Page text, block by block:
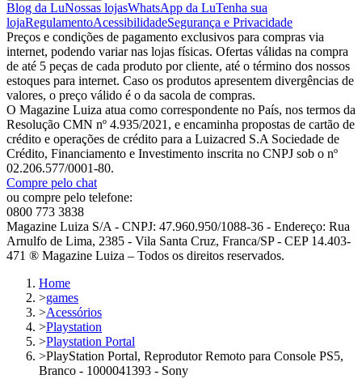
Blog da LuNossas lojasWhatsApp da LuTenha sua
lojaRegulamentoAcessibilidadeSegurança e Privacidade
Preços e condições de pagamento exclusivos para compras via
internet, podendo variar nas lojas físicas. Ofertas válidas na compra
de até 5 peças de cada produto por cliente, até o término dos nossos
estoques para internet. Caso os produtos apresentem divergências de
valores, o preço válido é o da sacola de compras.
O Magazine Luiza atua como correspondente no País, nos termos da
Resolução CMN nº 4.935/2021, e encaminha propostas de cartão de
crédito e operações de crédito para a Luizacred S.A Sociedade de
Crédito, Financiamento e Investimento inscrita no CNPJ sob o nº
02.206.577/0001-80.
Compre pelo chat
ou compre pelo telefone:
0800 773 3838
Magazine Luiza S/A - CNPJ: 47.960.950/1088-36 - Endereço: Rua
Arnulfo de Lima, 2385 - Vila Santa Cruz, Franca/SP - CEP 14.403-
471 ® Magazine Luiza – Todos os direitos reservados.
Home
>games
>Acessórios
>Playstation
>Playstation Portal
>PlayStation Portal, Reprodutor Remoto para Console PS5,
Branco - 1000041393 - Sony